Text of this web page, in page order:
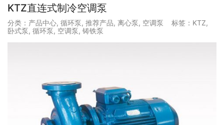
KTZ直连式制冷空调泵
分类： 产品中心, 循环泵, 推荐产品, 离心泵, 空调泵 标签： KTZ,
卧式泵, 循环泵, 空调泵, 铸铁泵